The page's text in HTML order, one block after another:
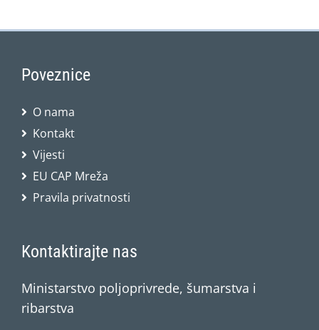
Poveznice
O nama
Kontakt
Vijesti
EU CAP Mreža
Pravila privatnosti
Kontaktirajte nas
Ministarstvo poljoprivrede, šumarstva i
ribarstva